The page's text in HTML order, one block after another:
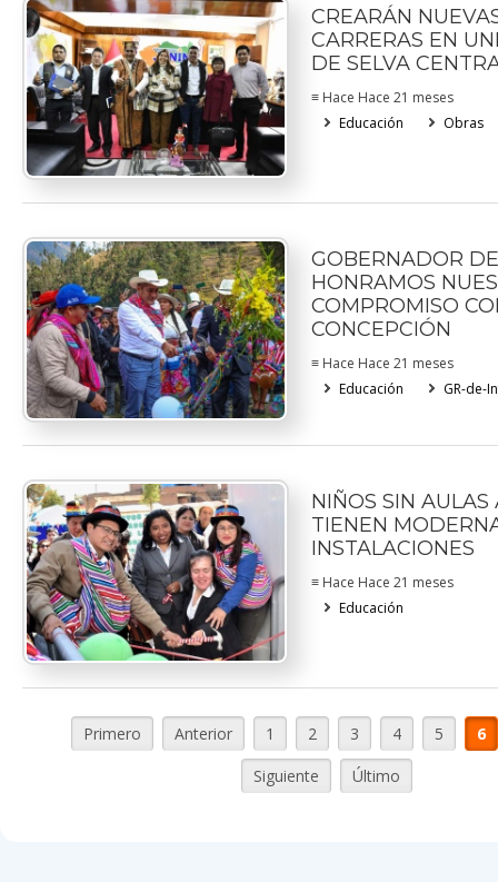
CREARÁN
CARRERAS EN
DE SELVA
≡ Hace Hace 21 meses
Educación
Obras
GOBERNADOR
HONRAMOS
COMPROMISO
CONCEPCIÓN
≡ Hace Hace 21 meses
Educación
GR-de-
NIÑOS SIN AULAS
TIENEN
INSTALACIONES
≡ Hace Hace 21 meses
Educación
Primero Anterior 1 2 3 4 5
6
Siguiente
Último